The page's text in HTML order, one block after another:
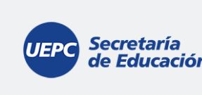
entradas